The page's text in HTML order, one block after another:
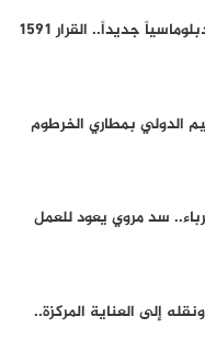
إبراهيم جابر يقود تحركًا دبلوماسياً جديداً.. القرار 1591
الدولي بمطاري الخرطوم
سد مروي يعود للعمل
إلى العناية المركزة..